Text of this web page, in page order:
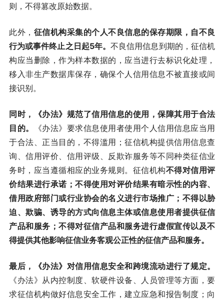
则，不得篡改原始数据。
此外， 征信机构采集的个人不良信息的保存期限，自不良
行为或事件终止之日起5年。不良信用信息到期的，征信机
构应当删除，作为样本数据的，应当进行去标识化处理，
移入非生产数据库保存，确保个人信用信息不被直接或间
接识别。
同时，《办法》规范了信用信息的使用，保障其用于合法
目的。
《办法》要求信息使用者使用个人信用信息应当用
于合法、正当目的，不得滥用；征信机构提供信用信息查
询、信用评价、信用评级、反欺诈服务等不同种类征信业
务时，应当遵循相应的业务规则。征信机构不得对信用评
价结果进行承诺；不得使用对评价结果有暗示性的内容、
借用政府部门或行业协会的名义进行市场推广；不得以胁
迫、欺骗、诱导的方式向信息主体或信息使用者提供征信
产品和服务；不得对征信产品和服务进行虚假宣传以及不
得提供其他影响征信业务客观公正性的征信产品和服务。
最后，《办法》对信用信息安全和跨境流动进行了规定。
《办法》从内控制度、软硬件设备、人员管理等方面，要
求征信机构做好信息安全工作，建立应急和报告制度；向